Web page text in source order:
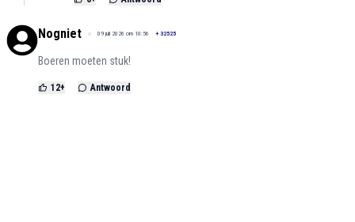
Nogniet 09 juli 2026 om 10:56 + 32525
Boeren moeten stuk!
12+ Antwoord